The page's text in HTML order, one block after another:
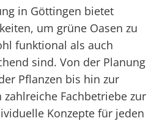
in Göttingen bietet
um grüne Oasen zu
funktional als auch
sind. Von der Planung
Pflanzen bis hin zur
zahlreiche Fachbetriebe zur
Konzepte für jeden